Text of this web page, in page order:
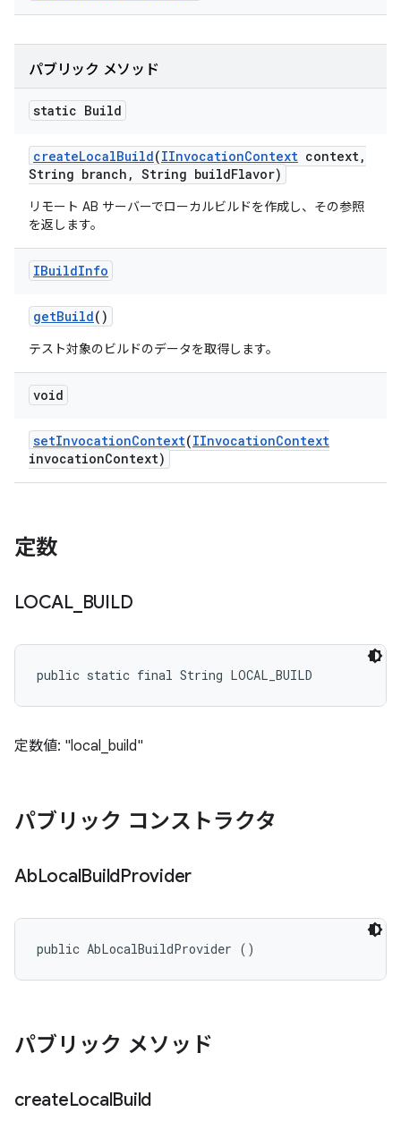
パブリック メソッド
static Build
createLocalBuild(IInvocationContext context,
String branch , String buildFlavor)
リモート AB サーバーでローカルビルドを作成し、その参照
を返します。
IBuildInfo
getBuild()
テスト対象のビルドのデータを取得します。
void
setInvocationContext(IInvocationContext
invocationContext)
定数
LOCAL_ BUILD
public static final String LOCAL_BUILD
定数値: "local_build"
パブリック コンストラクタ
AbLocalBuildProvider
public AbLocalBuildProvider ()
パブリック メソッド
createLocalBuild